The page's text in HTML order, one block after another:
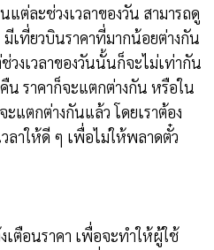
ต่ละช่วงเวลาของวัน สามารถดู
มีเที่ยวบินราคาที่มากน้อยต่างกัน
วงเวลาของวันนั้นก็จะไม่เท่ากัน
น ราคาก็จะแตกต่างกัน หรือใน
ะแตกต่างกันแล้ว โดยเราต้อง
ลาให้ดี ๆ เพื่อไม่ให้พลาดตั๋ว
ตือนราคา เพื่อจะทำให้ผู้ใช้